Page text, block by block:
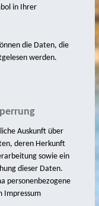
in Ihrer
die Daten, die
werden.
Auskunft über
deren Herkunft
sowie ein
dieser Daten.
personenbezogene
Impressum